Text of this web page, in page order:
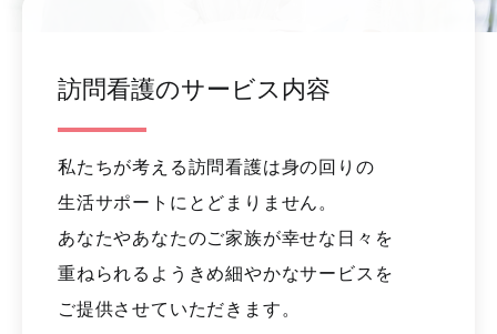
訪問看護のサービス内容
私たちが考える訪問看護は身の回りの
生活サポートにとどまりません。
あなたやあなたのご家族が幸せな日々を
重ねられるようきめ細やかなサービスを
ご提供させていただきます。